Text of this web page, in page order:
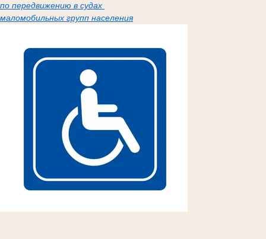
по передвижению в судах
маломобильных групп населения